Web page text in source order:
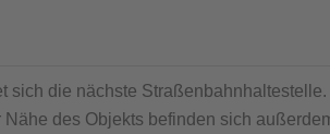
sich die nächste
des Objekts befinden sich